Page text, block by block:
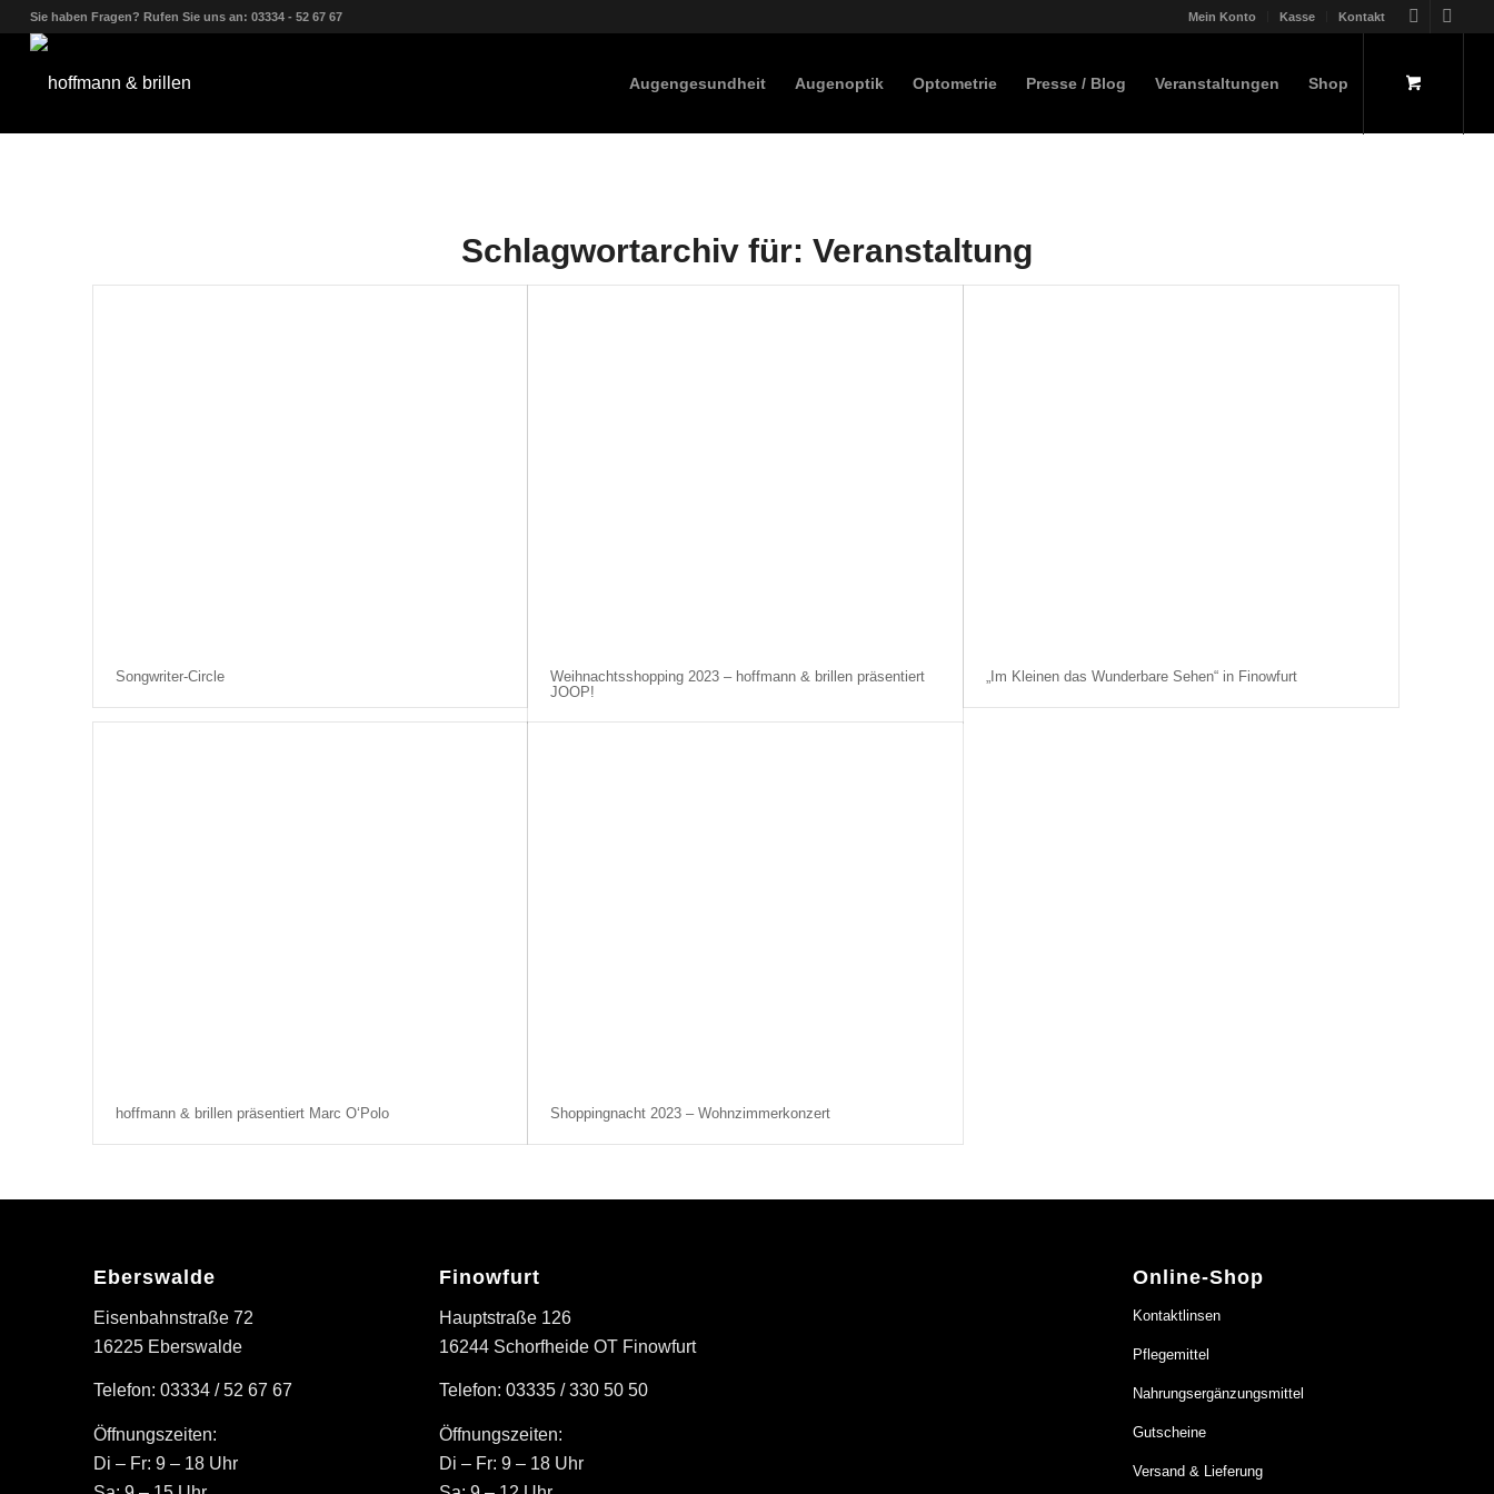
Mein Konto Kasse Kontakt
Sie haben Fragen? Rufen Sie uns an: 03334 - 52 67 67
Augengesundheit Augenoptik Optometrie Presse / Blog Veranstaltungen Shop
Schlagwortarchiv für: Veranstaltung
Songwriter-Circle
Weihnachtsshopping 2023 – hoffmann & brillen präsentiert
JOOP!
„Im Kleinen das Wunderbare Sehen“ in Finowfurt
hoffmann & brillen präsentiert Marc O‘Polo Shoppingnacht 2023 – Wohnzimmerkonzert
Eberswalde
Eisenbahnstraße 72
16225 Eberswalde
Telefon: 03334 / 52 67 67
Öffnungszeiten:
Di – Fr: 9 – 18 Uhr
Finowfurt
Hauptstraße 126
16244 Schorfheide OT Finowfurt
Telefon: 03335 / 330 50 50
Öffnungszeiten:
Di – Fr: 9 – 18 Uhr
Online-Shop
Kontaktlinsen
Pflegemittel
Nahrungsergänzungsmittel
Gutscheine
Versand & Lieferung